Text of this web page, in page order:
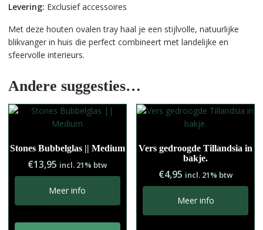
Levering: Exclusief accessoires
Met deze houten ovalen tray haal je een stijlvolle, natuurlijke
blikvanger in huis die perfect combineert met landelijke en
sfeervolle interieurs.
Andere suggesties…
Stones Bubbelglas || Medium
€13,95 incl. 21% btw
Meer info
Vers gedroogde Tillandsia in
bakje.
€4,95 incl. 21% btw
Meer info